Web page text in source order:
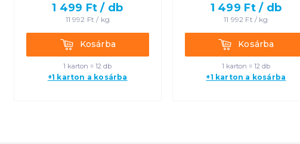
1 499 Ft / db
11 992 Ft / kg
KosárbaKosárba
1 karton = 12 db
+1 karton a kosárba
1 499 Ft / db
11 992 Ft / kg
KosárbaKosárba
1 karton = 12 db
+1 karton a kosárba